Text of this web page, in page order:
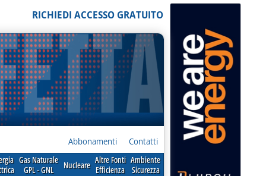
RICHIEDI ACCESSO GRATUITO
Abbonamenti Contatti
Gas Naturale
GPL - GNL
Nucleare Altre Fonti
Efficienza
Ambiente
Sicurezza